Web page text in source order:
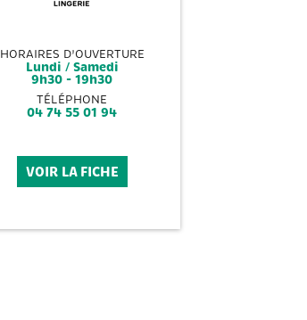
HORAIRES D'OUVERTURE
Lundi / Samedi
9h30 - 19h30
TÉLÉPHONE
04 74 55 01 94
VOIR LA FICHE